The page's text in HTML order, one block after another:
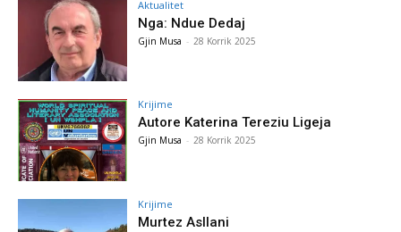
Aktualitet
Nga: Ndue Dedaj
Gjin Musa - 28 Korrik 2025
Krijime
Autore Katerina Tereziu Ligeja
Gjin Musa - 28 Korrik 2025
Krijime
Murtez Asllani